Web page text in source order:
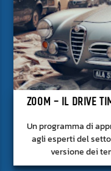
ZOOM – IL DRIVE
Un programma di
agli esperti del
versione dei